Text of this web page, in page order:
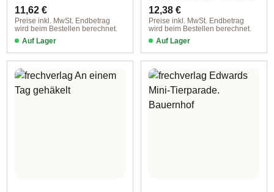
Regulärer Preis:
11,62 €
Preise inkl. MwSt. Endbetrag
wird beim Bestellen berechnet.
Auf Lager
Regulärer Preis:
12,38 €
Preise inkl. MwSt. Endbetrag
wird beim Bestellen berechnet.
Auf Lager